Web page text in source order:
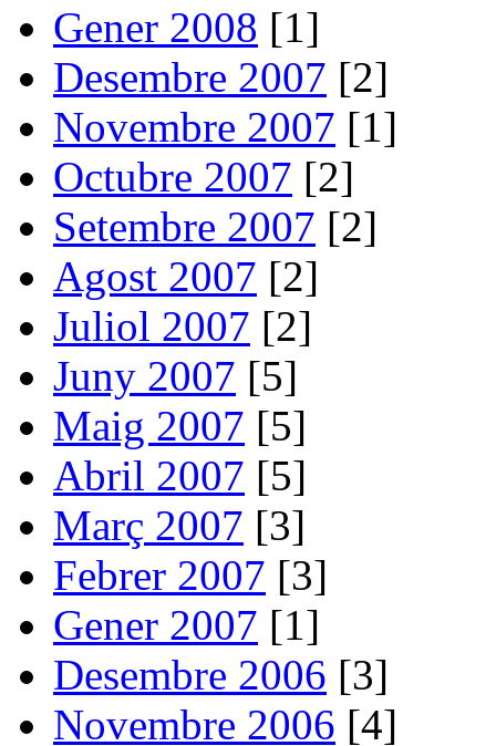
Gener 2008 [1]
Desembre 2007 [2]
Novembre 2007 [1]
Octubre 2007 [2]
Setembre 2007 [2]
Agost 2007 [2]
Juliol 2007 [2]
Juny 2007 [5]
Maig 2007 [5]
Abril 2007 [5]
Març 2007 [3]
Febrer 2007 [3]
Gener 2007 [1]
Desembre 2006 [3]
Novembre 2006 [4]